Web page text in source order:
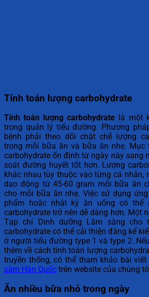
Tính toán lượng carbohydrate
Tính toán lượng carbohydrate là một
trong quản lý tiểu đường. Phương
bệnh phải theo dõi chặt chẽ lượng
trong mỗi bữa ăn và bữa ăn nhẹ. Mục
carbohydrate ổn định từ ngày này sang
soát đường huyết tốt hơn. Lượng
khác nhau tùy thuộc vào từng cá nhân,
dao động từ 45-60 gram mỗi bữa ăn
cho mỗi bữa ăn nhẹ. Việc sử dụng
phẩm hoặc nhật ký ăn uống có thể
carbohydrate trở nên dễ dàng hơn. Một
Tạp chí Dinh dưỡng Lâm sàng cho
carbohydrate có thể cải thiện đáng kể
ở người tiểu đường type 1 và type 2.
thêm về cách tính toán lượng
truyền thống, có thể tham khảo bài viết
sâm Hàn Quốc trên website của chúng
Ăn nhiều bữa nhỏ trong ngày